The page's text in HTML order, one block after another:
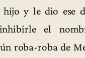
y le dio ese
el
roba-roba de